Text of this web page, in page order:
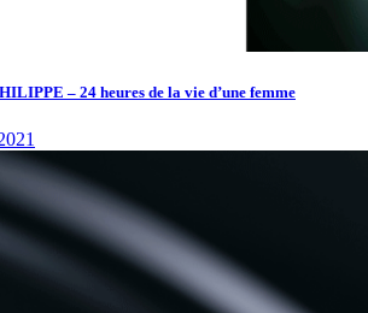
– 24 heures de la vie d’une femme